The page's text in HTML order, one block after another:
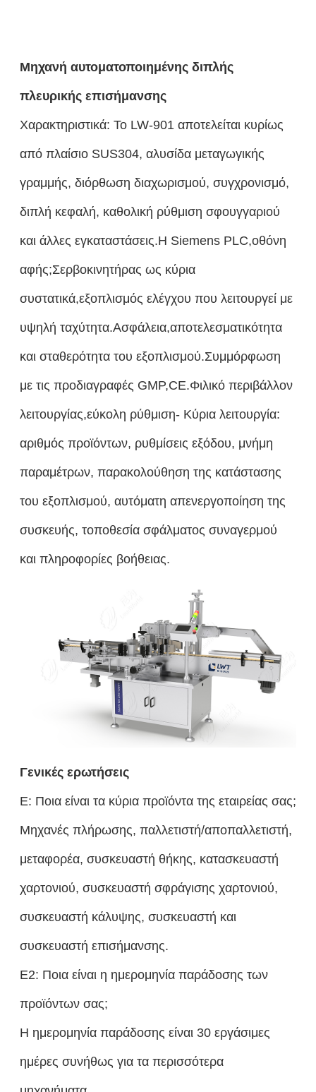
Μηχανή αυτοματοποιημένης διπλής
πλευρικής επισήμανσης
Χαρακτηριστικά: Το LW-901 αποτελείται κυρίως
από πλαίσιο SUS304, αλυσίδα μεταγωγικής
γραμμής, διόρθωση διαχωρισμού, συγχρονισμό,
διπλή κεφαλή, καθολική ρύθμιση σφουγγαριού
και άλλες εγκαταστάσεις.Η Siemens PLC,οθόνη
αφής;Σερβοκινητήρας ως κύρια
συστατικά,εξοπλισμός ελέγχου που λειτουργεί με
υψηλή ταχύτητα.Ασφάλεια,αποτελεσματικότητα
και σταθερότητα του εξοπλισμού.Συμμόρφωση
με τις προδιαγραφές GMP,CE.Φιλικό περιβάλλον
λειτουργίας,εύκολη ρύθμιση- Κύρια λειτουργία:
αριθμός προϊόντων, ρυθμίσεις εξόδου, μνήμη
παραμέτρων, παρακολούθηση της κατάστασης
του εξοπλισμού, αυτόματη απενεργοποίηση της
συσκευής, τοποθεσία σφάλματος συναγερμού
και πληροφορίες βοήθειας.
Γενικές ερωτήσεις
Ε: Ποια είναι τα κύρια προϊόντα της εταιρείας σας;
Μηχανές πλήρωσης, παλλετιστή/αποπαλλετιστή,
μεταφορέα, συσκευαστή θήκης, κατασκευαστή
χαρτονιού, συσκευαστή σφράγισης χαρτονιού,
συσκευαστή κάλυψης, συσκευαστή και
συσκευαστή επισήμανσης.
Ε2: Ποια είναι η ημερομηνία παράδοσης των
προϊόντων σας;
Η ημερομηνία παράδοσης είναι 30 εργάσιμες
ημέρες συνήθως για τα περισσότερα